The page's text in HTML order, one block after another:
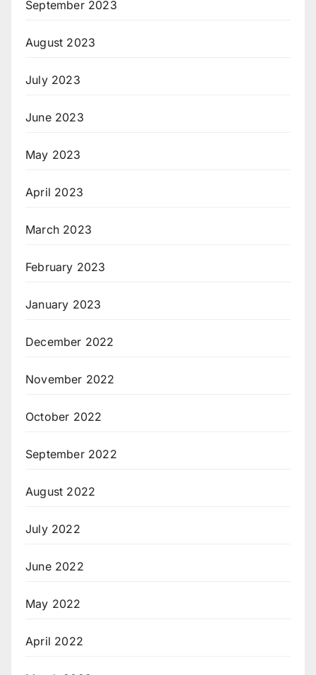
September 2023
August 2023
July 2023
June 2023
May 2023
April 2023
March 2023
February 2023
January 2023
December 2022
November 2022
October 2022
September 2022
August 2022
July 2022
June 2022
May 2022
April 2022